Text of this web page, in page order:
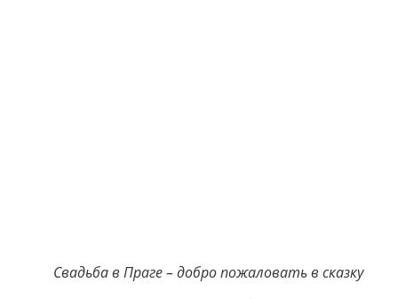
Свадьба в Праге – добро пожаловать в сказку